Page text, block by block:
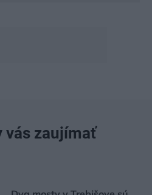
vás zaujímať